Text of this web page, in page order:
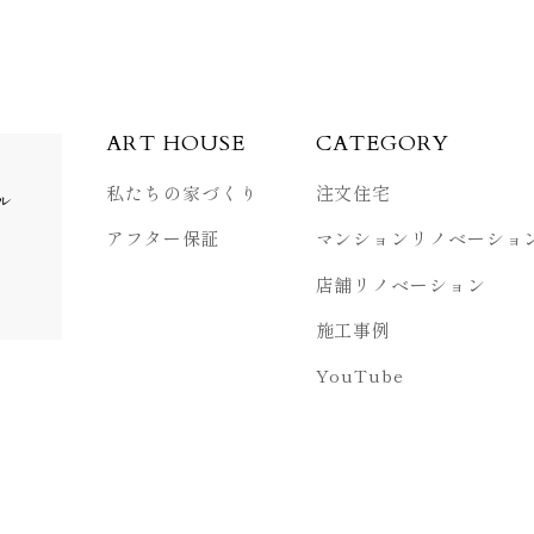
ART HOUSE
私たちの家づくり
アフター保証
CATEGORY
注文住宅
マンション リノベーショ
店舗リノベーション
施工事例
YouTube